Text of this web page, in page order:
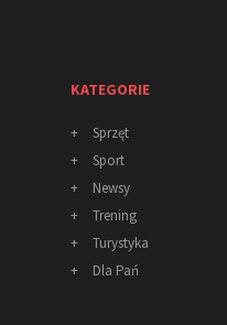
KATEGORIE
+
Sprzęt
+
Sport
+
Newsy
+
Trening
+
Turystyka
+
Dla Pań